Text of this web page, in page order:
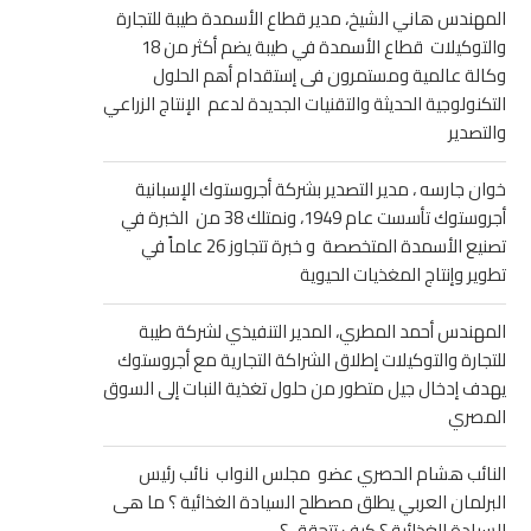
المهندس هاني الشيخ، مدير قطاع الأسمدة طيبة للتجارة
والتوكيلات قطاع الأسمدة في طيبة يضم أكثر من 18
وكالة عالمية ومستمرون فى إستقدام أهم الحلول
التكنولوجية الحديثة والتقنيات الجديدة لدعم الإنتاج الزراعي
والتصدير
خوان جارسه ، مدير التصدير بشركة أجروستوك الإسبانية
أجروستوك تأسست عام 1949، ونمتلك 38 من الخبرة في
تصنيع الأسمدة المتخصصة و خبرة تتجاوز 26 عاماً في
تطوير وإنتاج المغذيات الحيوية
المهندس أحمد المطري، المدير التنفيذي لشركة طيبة
للتجارة والتوكيلات إطلاق الشراكة التجارية مع أجروستوك
يهدف إدخال جيل متطور من حلول تغذية النبات إلى السوق
المصري
النائب هشام الحصري عضو مجلس النواب نائب رئيس
البرلمان العربي يطلق مصطلح السيادة الغذائية ؟ ما هى